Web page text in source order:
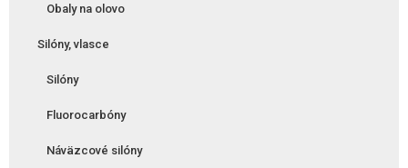
Obaly na olovo
Silóny, vlasce
Silóny
Fluorocarbóny
Náväzcové silóny